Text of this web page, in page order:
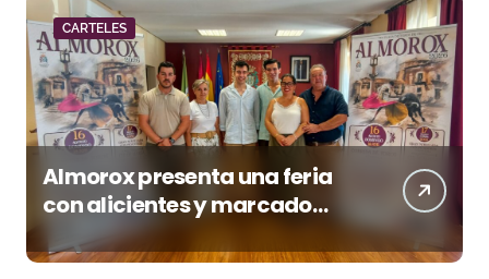
CARTELES
Almorox presenta una feria
con alicientes y marcado
acento torista